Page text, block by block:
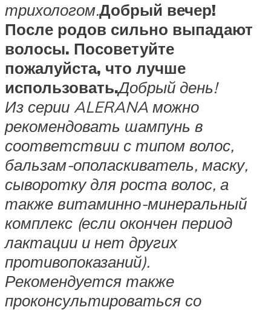
трихологом.Добрый вечер!
После родов сильно выпадают
волосы. Посоветуйте
пожалуйста, что лучше
использовать.Добрый день!
Из серии ALERANA можно
рекомендовать шампунь в
соответствии с типом волос,
бальзам-ополаскиватель, маску,
сыворотку для роста волос, а
также витаминно-минеральный
комплекс (если окончен период
лактации и нет других
противопоказаний).
Рекомендуется также
проконсультироваться со